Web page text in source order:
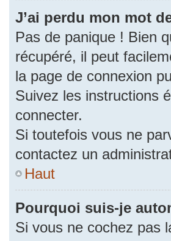
J’ai perdu mon mot
Pas de panique ! Bien
récupéré, il peut
la page de connexion
Suivez les instructions
connecter.
Si toutefois vous ne
contactez un
Haut
Pourquoi suis-je
Si vous ne cochez pas